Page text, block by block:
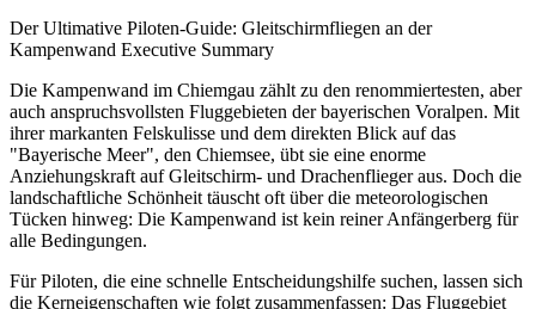
Der Ultimative Piloten-Guide: Gleitschirmfliegen an der
Kampenwand Executive Summary
Die Kampenwand im Chiemgau zählt zu den renommiertesten, aber
auch anspruchsvollsten Fluggebieten der bayerischen Voralpen. Mit
ihrer markanten Felskulisse und dem direkten Blick auf das
"Bayerische Meer", den Chiemsee, übt sie eine enorme
Anziehungskraft auf Gleitschirm- und Drachenflieger aus. Doch die
landschaftliche Schönheit täuscht oft über die meteorologischen
Tücken hinweg: Die Kampenwand ist kein reiner Anfängerberg für
alle Bedingungen.
Für Piloten, die eine schnelle Entscheidungshilfe suchen, lassen sich
die Kerneigenschaften wie folgt zusammenfassen: Das Fluggebiet